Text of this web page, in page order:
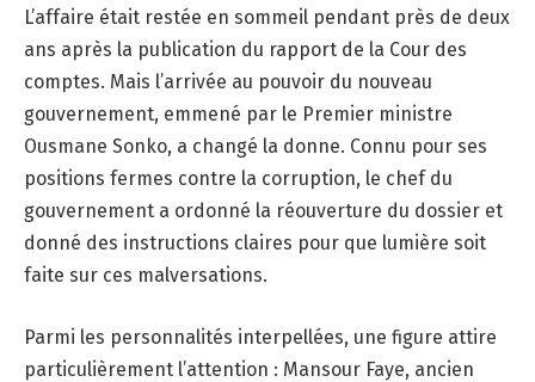
L’affaire était restée en sommeil pendant près de deux
ans après la publication du rapport de la Cour des
comptes. Mais l’arrivée au pouvoir du nouveau
gouvernement, emmené par le Premier ministre
Ousmane Sonko, a changé la donne. Connu pour ses
positions fermes contre la corruption, le chef du
gouvernement a ordonné la réouverture du dossier et
donné des instructions claires pour que lumière soit
faite sur ces malversations.
Parmi les personnalités interpellées, une figure attire
particulièrement l’attention : Mansour Faye, ancien